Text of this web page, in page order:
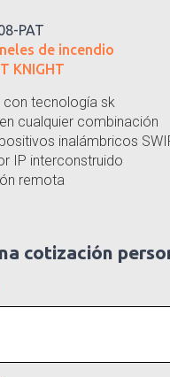
PAT
de incendio
KNIGHT
tecnología sk
cualquier combinación
inalámbricos
IP interconstruido
remota
cotización